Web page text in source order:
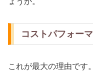
コストパフォー
これが最大の理由です